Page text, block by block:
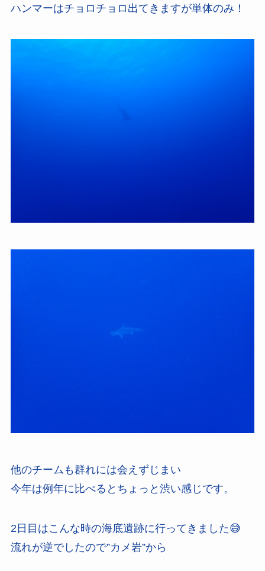
ハンマーはチョロチョロ出てきますが単体のみ！
他のチームも群れには会えずじまい
今年は例年に比べるとちょっと渋い感じです。
2日目はこんな時の海底遺跡に行ってきました😅
流れが逆でしたので”カメ岩”から